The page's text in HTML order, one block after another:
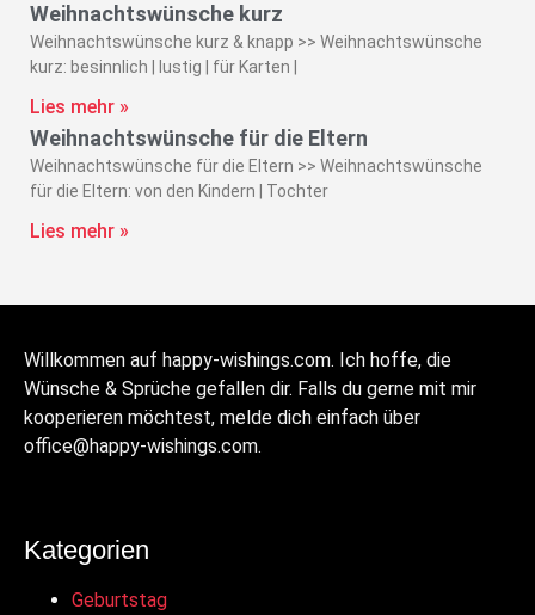
Weihnachtswünsche kurz
Weihnachtswünsche kurz & knapp >> Weihnachtswünsche
kurz: besinnlich | lustig | für Karten |
Lies mehr »
Weihnachtswünsche für die Eltern
Weihnachtswünsche für die Eltern >> Weihnachtswünsche
für die Eltern: von den Kindern | Tochter
Lies mehr »
Willkommen auf happy-wishings.com. Ich hoffe, die
Wünsche & Sprüche gefallen dir. Falls du gerne mit mir
kooperieren möchtest, melde dich einfach über
office@happy-wishings.com.
Kategorien
Geburtstag